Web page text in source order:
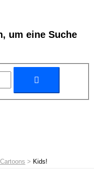
um eine Suche
Kids!